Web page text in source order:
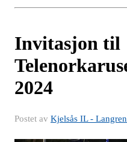
Invitasjon til
2024
Postet av Kjelsås IL -